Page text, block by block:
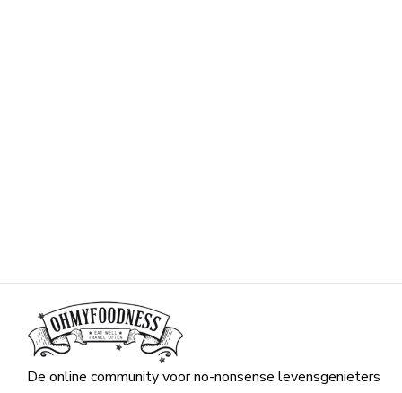
De online community voor no-nonsense levensgenieters